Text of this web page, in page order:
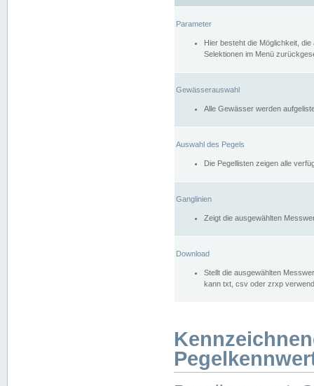
Parameter
Hier besteht die Möglichkeit,
Selektionen im Menü
Gewässerauswahl
Alle Gewässer werden
Auswahl des Pegels
Die Pegellisten zeigen alle
Ganglinien
Zeigt die ausgewählten
Download
Stellt die ausgewählten
kann txt, csv oder zrxp